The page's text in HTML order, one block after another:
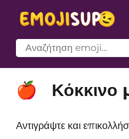
🍎 Κόκκινο
Αντιγράψτε και